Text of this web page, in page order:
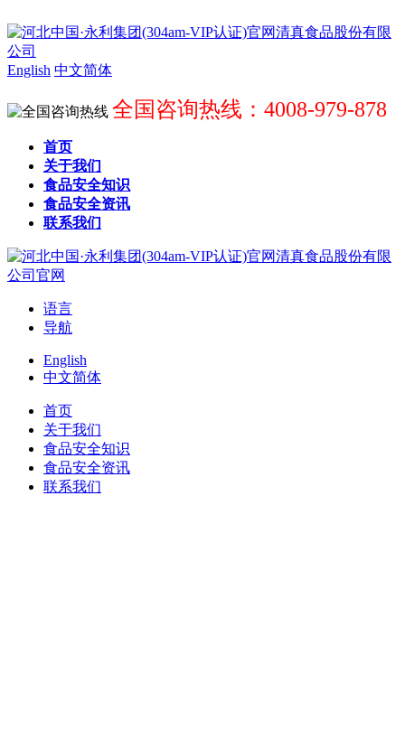
English 中文简体
全国咨询热线：4008-979-878
首页
关于我们
食品安全知识
食品安全资讯
联系我们
语言
导航
English
中文简体
首页
关于我们
食品安全知识
食品安全资讯
联系我们